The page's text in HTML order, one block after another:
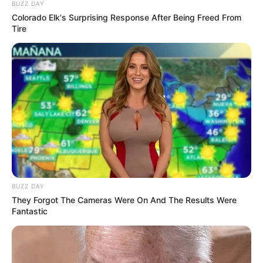
bantuan terapis di salon ataupun dilakukan sendiri di rumah.
Tentunya ada beberapa hal yang perlu diperhatikan saat
Baca juga:Perbedaan MS Glow Asli dan Palsu, Teliti sebelum
Membeli
Daftar isi
Manikur adalah perawatan untuk memperindah jari
tangan
BUZZ DAY
Colorado Elk's Surprising Response After Being Freed From
Tire
BUZZ DAY
They Forgot The Cameras Were On And The Results Were
Fantastic